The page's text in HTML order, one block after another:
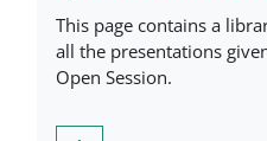
This page contains a
all the presentations
Open Session.